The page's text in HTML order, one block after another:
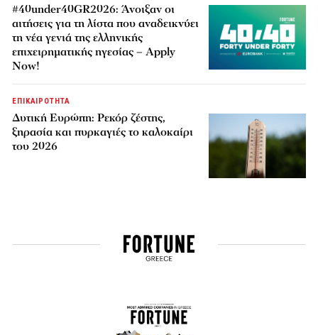
#40under40GR2026: Άνοιξαν οι
αιτήσεις για τη λίστα που αναδεικνύει
τη νέα γενιά της ελληνικής
επιχειρηματικής ηγεσίας – Apply
Now!
ΕΠΙΚΑΙΡΟΤΗΤΑ
Δυτική Ευρώπη: Ρεκόρ ζέστης,
ξηρασία και πυρκαγιές το καλοκαίρι
του 2026